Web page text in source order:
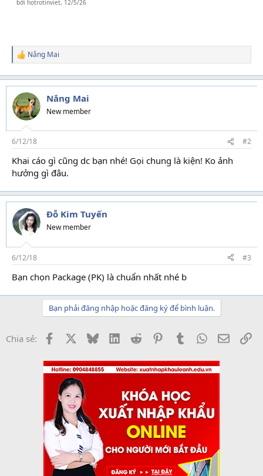
bởihotrotinviet, 12/5/26
R
a
c
t
i
o
s
:
Nắng Mai
Nắng Mai
New member
6/12/18 #2
Khai cáo gì cũng dc bạn nhé! Gọi chung là kiện! Ko ảnh
hưởng gì đâu.
Đỗ Kim Tuyến
New member
6/12/18 #3
Bạn chọn Package (PK) là chuẩn nhất nhé b
Bạn phải đăng nhập hoặc đăng ký để bình luận.
Chia sẻ: Facebook BlueskyLinkedInReddit PinterestTumblrWhatsApp
Email